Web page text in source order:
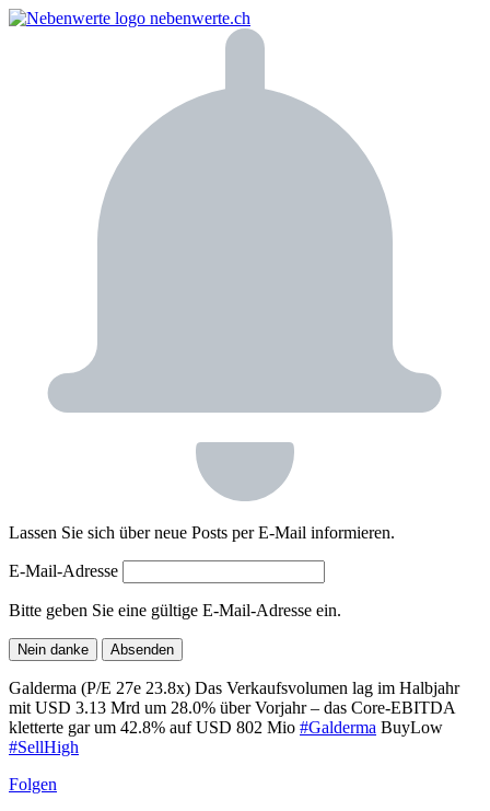
nebenwerte.ch
Lassen Sie sich über neue Posts per E-Mail informieren.
E-Mail-Adresse
Bitte geben Sie eine gültige E-Mail-Adresse ein.
Nein danke Absenden
Galderma (P/E 27e 23.8x) Das Verkaufsvolumen lag im Halbjahr
mit USD 3.13 Mrd um 28.0% über Vorjahr – das Core-EBITDA
kletterte gar um 42.8% auf USD 802 Mio #Galderma BuyLow
#SellHigh
Folgen